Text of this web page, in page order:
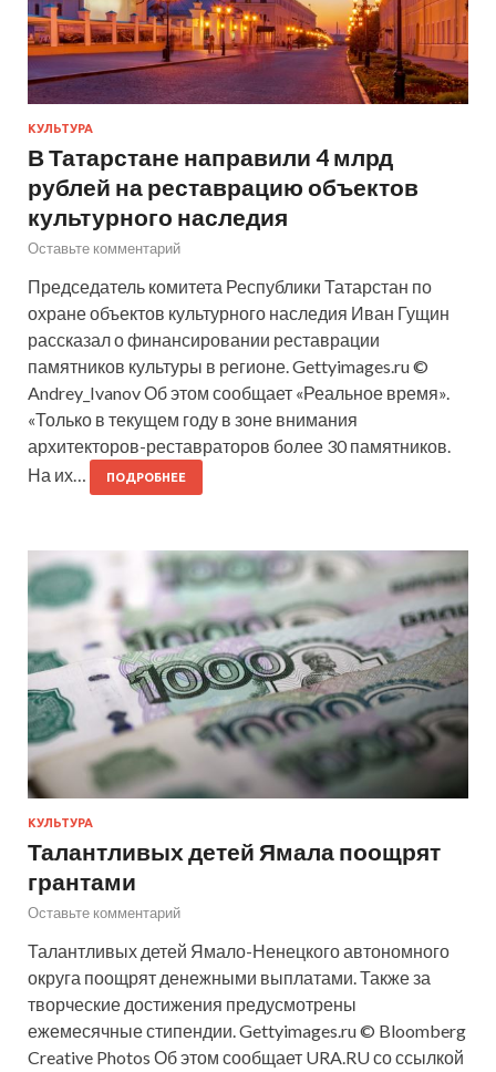
КУЛЬТУРА
В Татарстане направили 4 млрд
рублей на реставрацию объектов
культурного наследия
Оставьте комментарий
Председатель комитета Республики Татарстан по
охране объектов культурного наследия Иван Гущин
рассказал о финансировании реставрации
памятников культуры в регионе. Gettyimages.ru ©
Andrey_Ivanov Об этом сообщает «Реальное время».
«Только в текущем году в зоне внимания
архитекторов-реставраторов более 30 памятников.
На их…
ПОДРОБНЕЕ
КУЛЬТУРА
Талантливых детей Ямала поощрят
грантами
Оставьте комментарий
Талантливых детей Ямало-Ненецкого автономного
округа поощрят денежными выплатами. Также за
творческие достижения предусмотрены
ежемесячные стипендии. Gettyimages.ru © Bloomberg
Creative Photos Об этом сообщает URA.RU со ссылкой